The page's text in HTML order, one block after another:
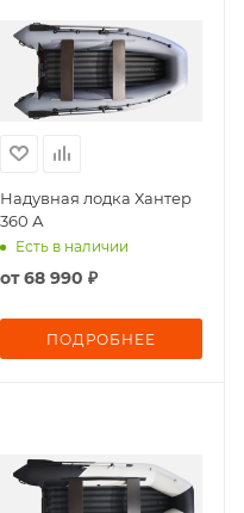
Надувная лодка Хантер
360 А
Есть в наличии
от68 990 ₽
ПОДРОБНЕЕ